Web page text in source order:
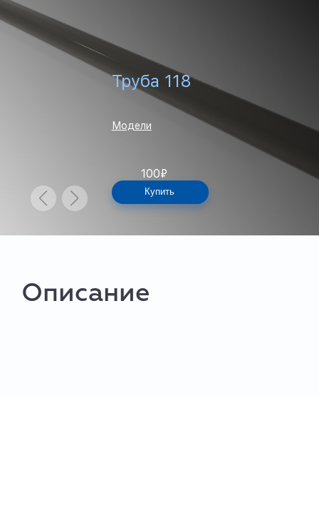
Труба 118
Модели
100₽
Купить
Описание